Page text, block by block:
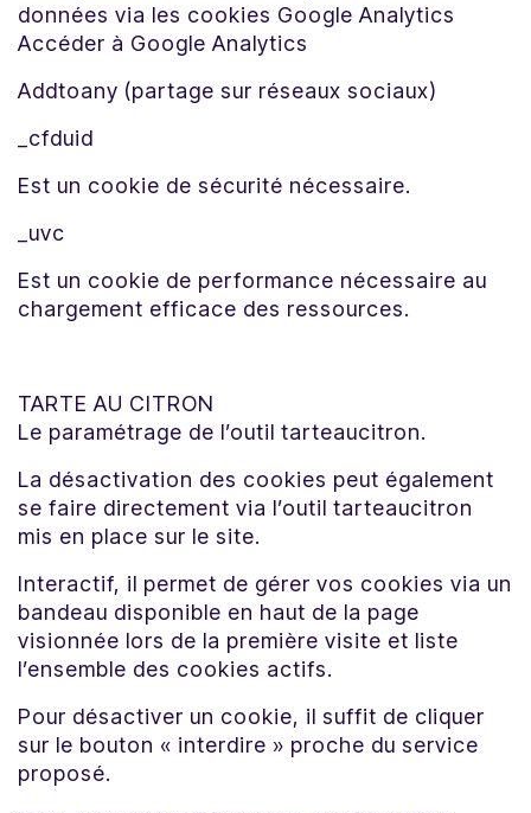
données via les cookies Google Analytics
Accéder à Google Analytics
Addtoany (partage sur réseaux sociaux)
_cfduid
Est un cookie de sécurité nécessaire.
_uvc
Est un cookie de performance nécessaire au
chargement efficace des ressources.
TARTE AU CITRON
Le paramétrage de l’outil tarteaucitron.
La désactivation des cookies peut également
se faire directement via l’outil tarteaucitron
mis en place sur le site.
Interactif, il permet de gérer vos cookies via un
bandeau disponible en haut de la page
visionnée lors de la première visite et liste
l’ensemble des cookies actifs.
Pour désactiver un cookie, il suffit de cliquer
sur le bouton « interdire » proche du service
proposé.